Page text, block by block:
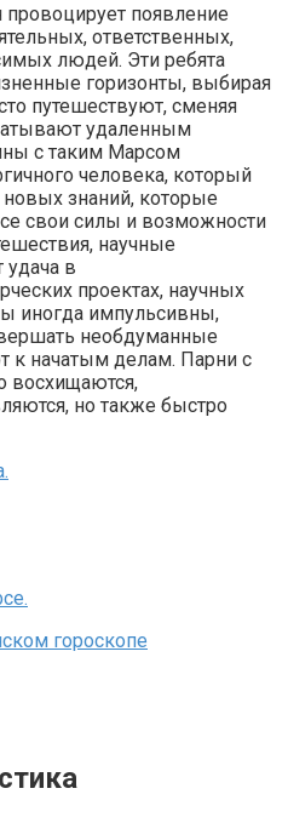
появление
ответственных,
людей. Эти ребята
горизонты, выбирая
путешествуют, сменяя
удаленным
с таким Марсом
человека, который
новых знаний, которые
свои силы и возможности
научные
удача в
проектах, научных
иногда импульсивны,
необдуманные
к начатым делам. Парни с
восхищаются,
но также быстро